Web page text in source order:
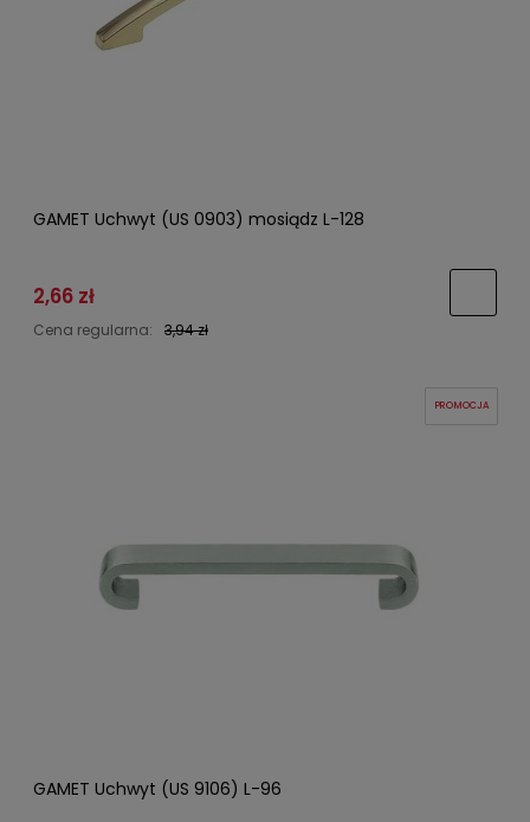
GAMET Uchwyt (US 0903) mosiądz L-128
2,66 zł
Cena regularna: 3,94 zł
GAMET Uchwyt (US 9106) L-96
PROMOCJA